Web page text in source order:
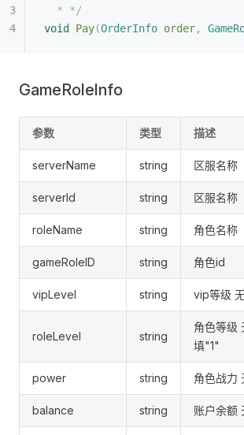
  * */
void
Pay(OrderInfo order,
GameRoleInfo
参数 类型 描述
serverName string 区服名称
serverId string 区服名称
roleName string 角色名称
gameRoleID string 角色id
vipLevel string vip等级
roleLevel string
角色等级
填"1"
power string 角色战力
balance string 账户余额